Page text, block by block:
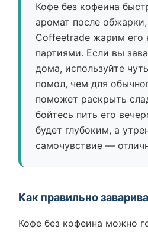
Кофе без кофеина
аромат после
Coffeetrade жарим его
партиями. Если вы
дома, используйте
помол, чем для
поможет раскрыть
бойтесь пить его
будет глубоким, а
самочувствие —
Как правильно
Кофе без кофеина можно